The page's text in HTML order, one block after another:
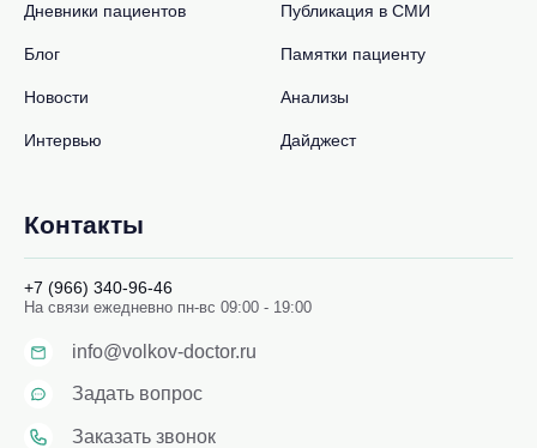
Дневники пациентов
Блог
Новости
Интервью
Публикация в СМИ
Памятки пациенту
Анализы
Дайджест
Контакты
+7 (966) 340-96-46
На связи ежедневно пн-вс 09:00 - 19:00
info@volkov-doctor.ru
Задать вопрос
Заказать звонок